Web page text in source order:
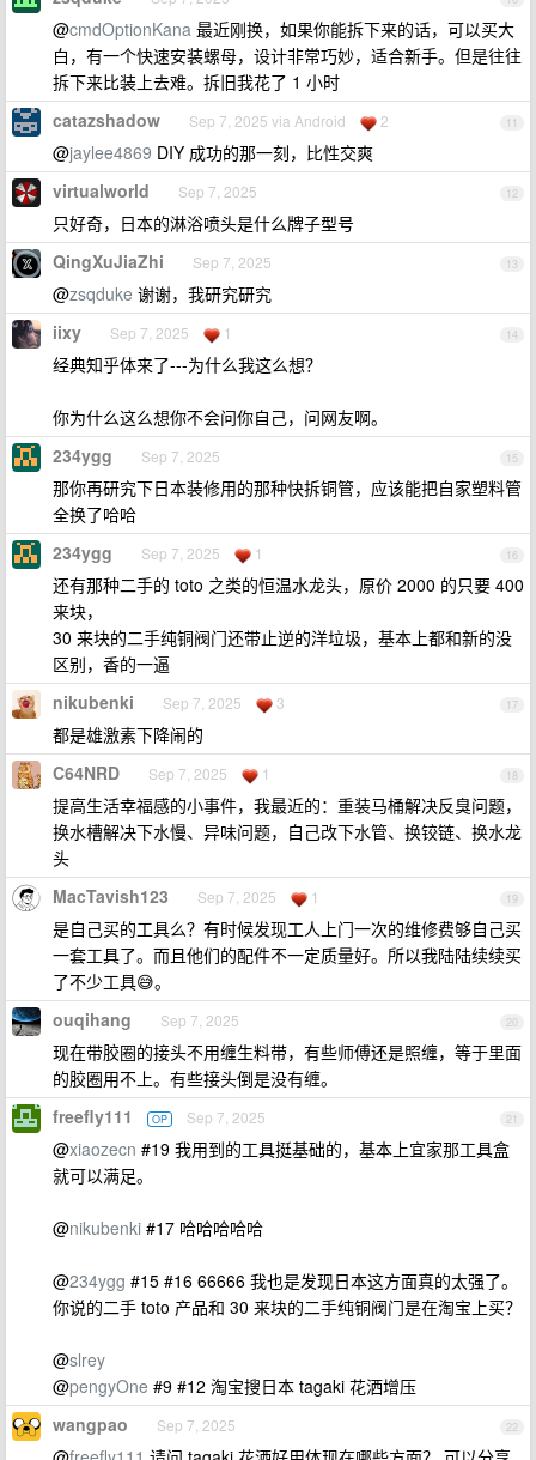
@cmdOptionKana 最近刚换，如果你能拆下来的话，可以买大
白，有一个快速安装螺母，设计非常巧妙，适合新手。但是往往
拆下来比装上去难。拆旧我花了 1 小时
11
catazshadow Sep 7, 2025 via Android 2
@jaylee4869 DIY 成功的那一刻，比性交爽
12
virtualworld Sep 7, 2025
只好奇，日本的淋浴喷头是什么牌子型号
13
QingXuJiaZhi Sep 7, 2025
@zsqduke 谢谢，我研究研究
14
iixy Sep 7, 2025 1
经典知乎体来了---为什么我这么想？
你为什么这么想你不会问你自己，问网友啊。
15
234ygg Sep 7, 2025
那你再研究下日本装修用的那种快拆铜管，应该能把自家塑料管
全换了哈哈
16
234ygg Sep 7, 2025 1
还有那种二手的 toto 之类的恒温水龙头，原价 2000 的只要 400
来块，
30 来块的二手纯铜阀门还带止逆的洋垃圾，基本上都和新的没
区别，香的一逼
17
nikubenki Sep 7, 2025 3
都是雄激素下降闹的
18
C64NRD Sep 7, 2025 1
提高生活幸福感的小事件，我最近的：重装马桶解决反臭问题，
换水槽解决下水慢、异味问题，自己改下水管、换铰链、换水龙
头
19
MacTavish123 Sep 7, 2025 1
是自己买的工具么？有时候发现工人上门一次的维修费够自己买
一套工具了。而且他们的配件不一定质量好。所以我陆陆续续买
了不少工具😅。
20
ouqihang Sep 7, 2025
现在带胶圈的接头不用缠生料带，有些师傅还是照缠，等于里面
的胶圈用不上。有些接头倒是没有缠。
21
freefly111 OP Sep 7, 2025
@xiaozecn #19 我用到的工具挺基础的，基本上宜家那工具盒
就可以满足。
@nikubenki #17 哈哈哈哈哈
@234ygg #15 #16 66666 我也是发现日本这方面真的太强了。
你说的二手 toto 产品和 30 来块的二手纯铜阀门是在淘宝上买？
@slrey
@pengyOne #9 #12 淘宝搜日本 tagaki 花洒增压
22
wangpao Sep 7, 2025